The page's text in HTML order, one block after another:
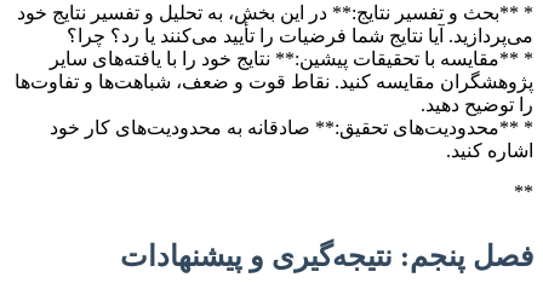
* **بحث و تفسیر نتایج:** در این بخش، به تحلیل و تفسیر نتایج خود
می‌پردازید. آیا نتایج شما فرضیات را تأیید می‌کنند یا رد؟ چرا؟
* **مقایسه با تحقیقات پیشین:** نتایج خود را با یافته‌های سایر
پژوهشگران مقایسه کنید. نقاط قوت و ضعف، شباهت‌ها و تفاوت‌ها
را توضیح دهید.
* **محدودیت‌های تحقیق:** صادقانه به محدودیت‌های کار خود
اشاره کنید.
**
فصل پنجم: نتیجه‌گیری و پیشنهادات